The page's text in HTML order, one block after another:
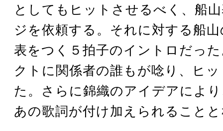
としてもヒットさせるべく、船
ジを依頼する。それに対する船
表をつく５拍子のイントロだっ
クトに関係者の誰もが唸り、ヒ
た。さらに錦織のアイデアによ
あの歌詞が付け加えられること